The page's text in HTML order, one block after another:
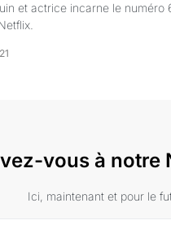
et actrice incarne le numéro
vous à notre
Ici, maintenant et pour le